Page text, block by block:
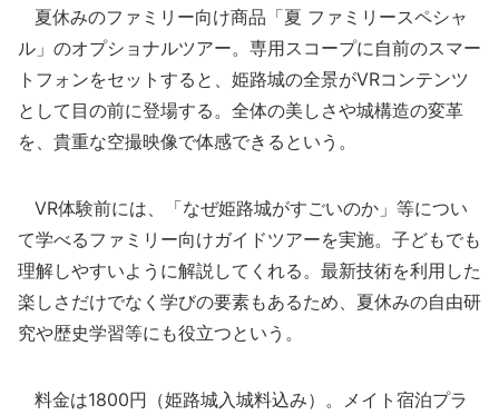
夏休みのファミリー向け商品「夏 ファミリースペシャ
ル」のオプショナルツアー。専用スコープに自前のスマー
トフォンをセットすると、姫路城の全景がVRコンテンツ
として目の前に登場する。全体の美しさや城構造の変革
を、貴重な空撮映像で体感できるという。
VR体験前には、「なぜ姫路城がすごいのか」等につい
て学べるファミリー向けガイドツアーを実施。子どもでも
理解しやすいように解説してくれる。最新技術を利用した
楽しさだけでなく学びの要素もあるため、夏休みの自由研
究や歴史学習等にも役立つという。
料金は1800円（姫路城入城料込み）。メイト宿泊プラ